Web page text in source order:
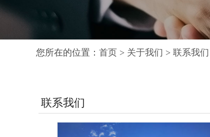
您所在的位置： 首页 > 关于我们 > 联系我们
联系我们